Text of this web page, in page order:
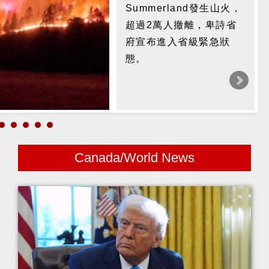
Summerland發生山火，
超過2萬人撤離，卑詩省
府宣布進入省級緊急狀
態。
Canada/World News